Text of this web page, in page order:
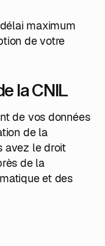
maximum
de votre
la CNIL
de vos données
de la
avez le droit
de la
et des